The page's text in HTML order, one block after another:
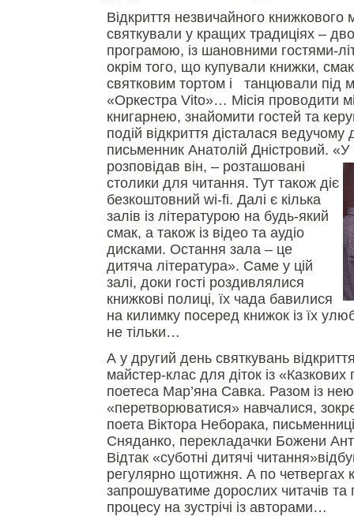
Відкриття незвичайного книжкового
святкували у кращих традиціях –
програмою, із шановними гостями-
окрім того, що купували книжки,
святковим тортом і танцювали під
«Оркестра Vito»… Місія проводити
книгарнею, знайомити гостей та
подій відкриття дісталася ведучому
письменник Анатолій Дністровий. «У
розповідав він, – розташовані
столики для читання. Тут також діє
безкоштовний wi-fi. Далі є кілька
залів із літературою на будь-який
смак, а також із відео та аудіо
дисками. Остання зала – це
дитяча література». Саме у цій
залі, доки гості роздивлялися
книжкові полиці, їх чада бавилися
на килимку посеред книжок із їх
не тільки…
А у другий день святкувань
майстер-клас для діток із «Казкових
поетеса Мар’яна Савка. Разом із нею
«перетворюватися» навчалися,
поета Віктора Неборака,
Сняданко, перекладачки Божени
Відтак «суботні дитячі
регулярно щотижня. А по четвергах
запрошуватиме дорослих читачів та
процесу на зустрічі із авторами…